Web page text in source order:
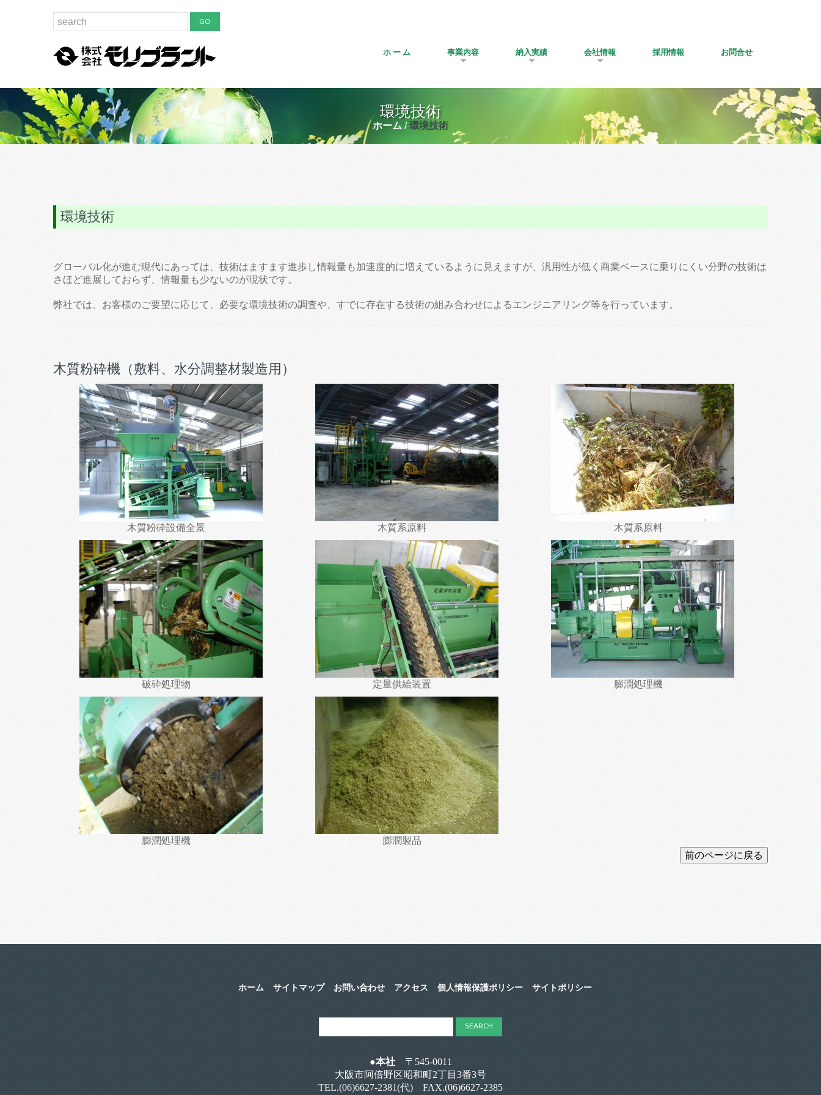
ホ ー ム 事業内容 納入実績 会社情報 採用情報 お問合せ
環境技術
ホーム 環境技術
環境技術
グローバル化が進む現代にあっては、技術はますます進歩し情報量も加速度的に増えているように見えますが、汎用性が低く商業ベースに乗りにくい分野の技術は
さほど進展しておらず、情報量も少ないのが現状です。
弊社では、お客様のご要望に応じて、必要な環境技術の調査や、すでに存在する技術の組み合わせによるエンジニアリング等を行っています。
木質粉砕機（敷料、水分調整材製造用）
木質粉砕設備全景 木質系原料 木質系原料
破砕処理物 定量供給装置 膨潤処理機
膨潤処理機 膨潤製品
ホーム サイトマップ お問い合わせ アクセス 個人情報保護ポリシー サイトポリシー
●本社〒545-0011
大阪市阿倍野区昭和町2丁目3番3号
TEL.(06)6627-2381(代) FAX.(06)6627-2385